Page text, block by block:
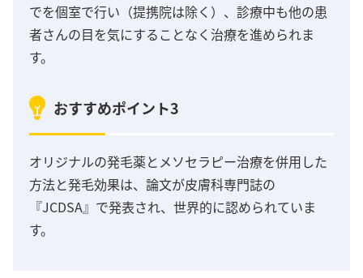
でを個室で行い（提携院は除く）、診療中も他の患
者さんの目を気にすることなく治療を進められま
す。
おすすめポイント3
オリジナルの発毛薬とメソセラピー治療を併用した
方法と発毛効果は、論文が皮膚科専門誌の
『JCDSA』で発表され、世界的に認められていま
す。